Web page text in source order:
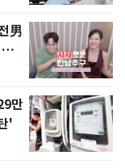
男
만
'